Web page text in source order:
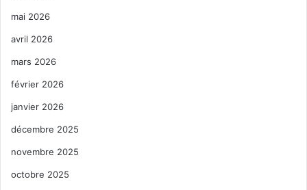
mai 2026
avril 2026
mars 2026
février 2026
janvier 2026
décembre 2025
novembre 2025
octobre 2025